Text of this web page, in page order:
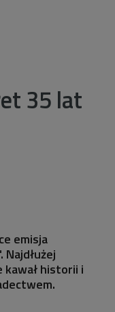
35 lat
emisja
historii i